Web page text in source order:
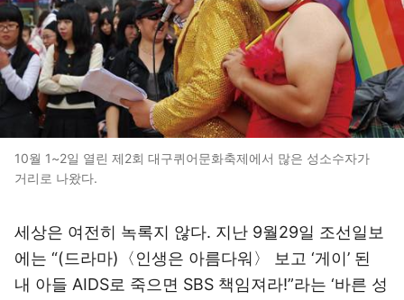
10월 1~2일 열린 제2회 대구퀴어문화축제에서 많은 성소수자가
거리로 나왔다.
세상은 여전히 녹록지 않다. 지난 9월29일 조선일보
에는 “(드라마)〈인생은 아름다워〉 보고 ‘게이’ 된
내 아들 AIDS로 죽으면 SBS 책임져라!”라는 ‘바른 성